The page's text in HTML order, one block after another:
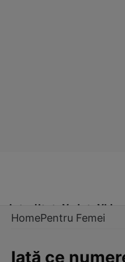
Actualitate Vedete Video
HomePentru Femei
Iată ce